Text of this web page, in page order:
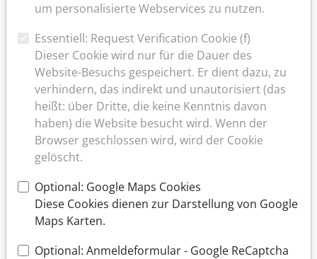
weiter lesen
ERKÄLTUNGSBESCHWERDEN
Mit Ende der Maskenpflicht kehrt auch in unsere
Praxis ein Stück Normalität zurück. Wir bitten sie
jedoch weiterhin um das
Tragen einer Maske im
Falle von Erkältungssymptomen
weiter lesen
um personalisierte Webservices zu nutzen.
Essentiell: Request Verification Cookie (f)
Dieser Cookie wird nur für die Dauer des
Website-Besuchs gespeichert. Er dient dazu, zu
verhindern, das indirekt und unautorisiert (das
heißt: über Dritte, die keine Kenntnis davon
haben) die Website besucht wird. Wenn der
Browser geschlossen wird, wird der Cookie
gelöscht.
Optional: Google Maps Cookies
Diese Cookies dienen zur Darstellung von Google
Maps Karten.
Optional: Anmeldeformular - Google ReCaptcha